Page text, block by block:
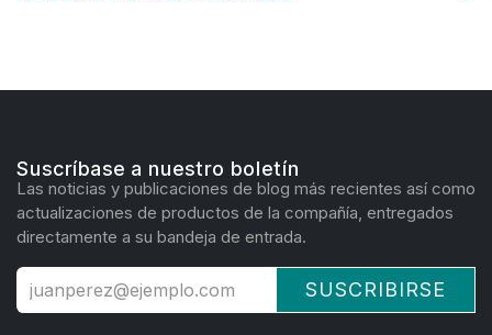
Suscríbase a nuestro boletín
Las noticias y publicaciones de blog más recientes así como
actualizaciones de productos de la compañía, entregados
directamente a su bandeja de entrada.
SUSCRIBIRSE